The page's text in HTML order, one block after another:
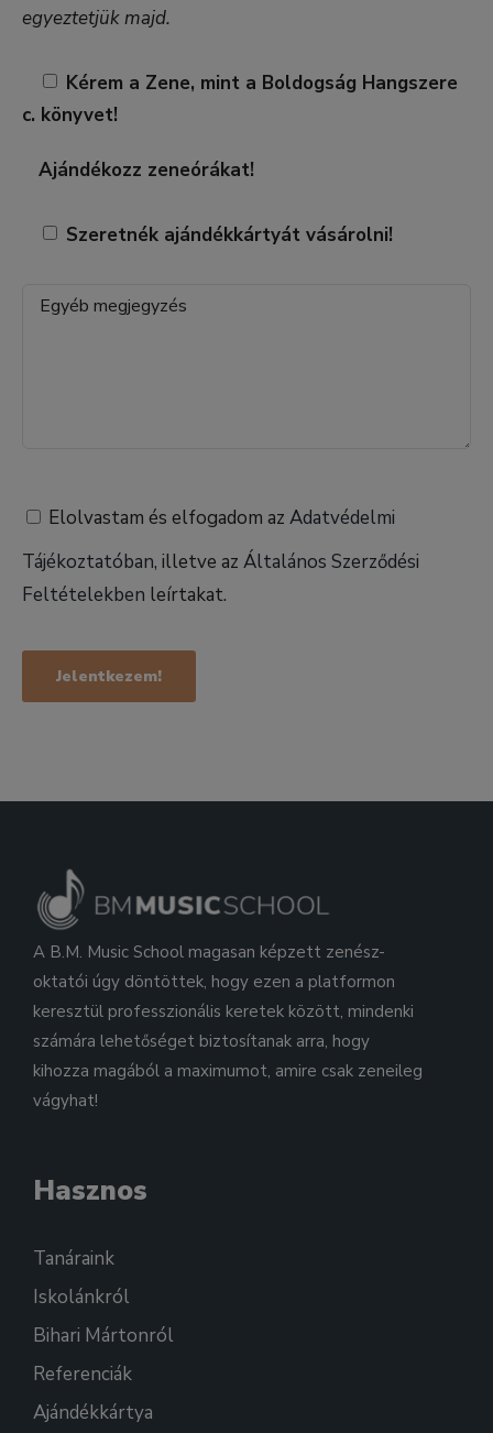
egyeztetjük majd.
Kérem a Zene, mint a Boldogság Hangszere
c. könyvet!
Ajándékozz zeneórákat!
Szeretnék ajándékkártyát vásárolni!
Elolvastam és elfogadom az Adatvédelmi
Tájékoztatóban, illetve az Általános Szerződési
Feltételekben leírtakat.
A B.M. Music School magasan képzett zenész-
oktatói úgy döntöttek, hogy ezen a platformon
keresztül professzionális keretek között, mindenki
számára lehetőséget biztosítanak arra, hogy
kihozza magából a maximumot, amire csak zeneileg
vágyhat!
Hasznos
Tanáraink
Iskolánkról
Bihari Mártonról
Referenciák
Ajándékkártya